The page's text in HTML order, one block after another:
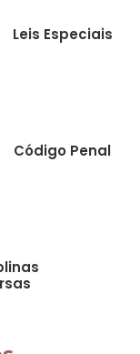
Leis Especiais
Código Penal